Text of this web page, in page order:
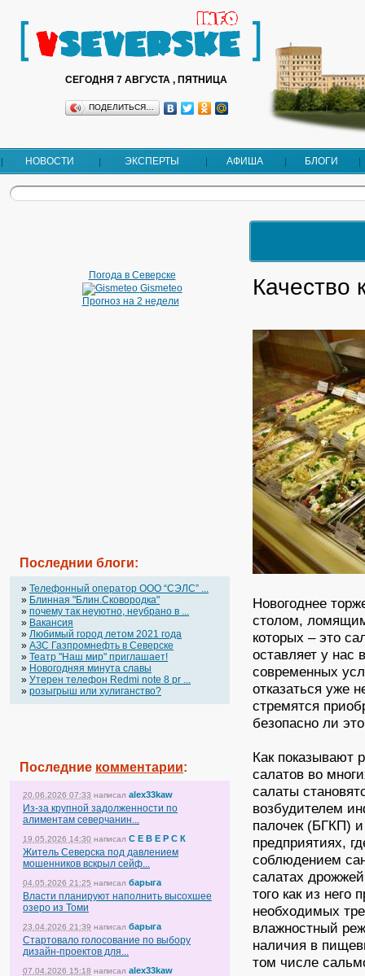
СЕГОДНЯ 7 АВГУСТА , ПЯТНИЦА
ПОДЕЛИТЬСЯ…
НОВОСТИ ЭКСПЕРТЫ АФИША БЛОГИ
Погода в Северске
Gismeteo
Прогноз на 2 недели
Последнии блоги:
» Телефонный оператор OOO “СЭЛС” ...
» Блинная "Блин.Сковородка"
» почему так неуютно, неубрано в ...
» Вакансия
» Любимый город летом 2021 года
» АЗС Газпромнефть в Северске
» Театр "Наш мир" приглашает!
» Новогодняя минута славы
» Утерен телефон Redmi note 8 pr ...
» розыгрыш или хулиганство?
Последние комментарии:
20.06.2026 07:33 написал alex33kaw
Из-за крупной задолженности по
алиментам северчанин...
19.05.2026 14:30 написал С Е В Е Р С К
Житель Северска под давлением
мошенников вскрыл сейф...
04.05.2026 21:25 написал барыга
Власти планируют наполнить высохшее
озеро из Томи
23.04.2026 21:39 написал барыга
Стартовало голосование по выбору
дизайн-проектов для...
07.04.2026 15:18 написал alex33kaw
Качество
Новогоднее
столом,
которых – это
оставляет у нас
современных
отказаться уже
стремятся
безопасно ли
Как показывают
салатов во
салаты
возбудителем
палочек (БГКП)
предприятиях,
соблюдением
салатах
того как из него
необходимых
влажностный
наличия в
том числе